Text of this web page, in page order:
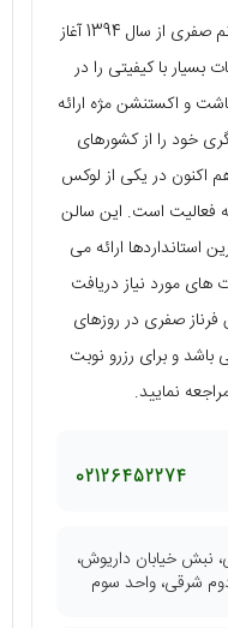
سالن زیبایی فرناز صفری با مدیریت خانم صفری از سال 1394 آغاز
با کیفیتی را در
و اکستنشن مژه ارائه
خود را از کشورهای
اکنون در یکی از لوکس‌
فعالیت است. این سالن
استانداردها ارائه می‌
های مورد نیاز دریافت
صفری در روزهای
باشد و برای رزرو نوبت
نمایید.
02126452274
نبش خیابان داریوش،
شرقی، واحد سوم